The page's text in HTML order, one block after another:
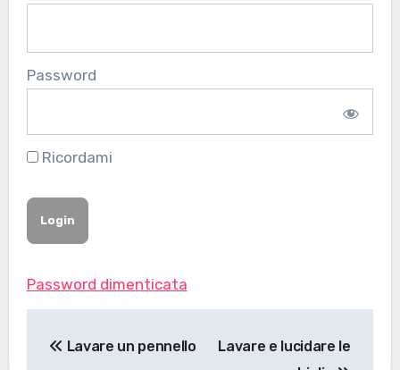
Password
Ricordami
Password dimenticata
Lavare un pennello
Lavare e lucidare le